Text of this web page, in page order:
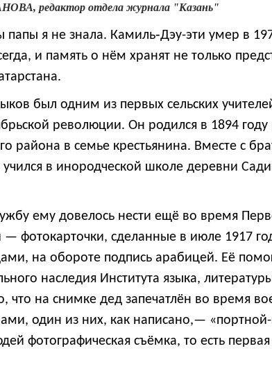
редактор отдела журнала "Казань"
папы я не знала. Камиль‑Дэу-эти умер в
и память о нём хранят не только
был одним из первых сельских
революции. Он родился в 1894
района в семье крестьянина. Вместе с
в инородческой школе деревни
ему довелось нести ещё во время
фотокарточки, сделанные в июле 1917
на обороте подпись арабицей. Её
наследия Института языка,
что на снимке дед запечатлён во время
один из них, как написано,— «портной-
фотографическая съёмка, то есть